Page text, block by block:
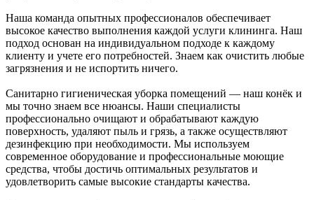
Наша команда опытных профессионалов обеспечивает
высокое качество выполнения каждой услуги клининга. Наш
подход основан на индивидуальном подходе к каждому
клиенту и учете его потребностей. Знаем как очистить любые
загрязнения и не испортить ничего.
Санитарно гигиеническая уборка помещений — наш конёк и
мы точно знаем все нюансы. Наши специалисты
профессионально очищают и обрабатывают каждую
поверхность, удаляют пыль и грязь, а также осуществляют
дезинфекцию при необходимости. Мы используем
современное оборудование и профессиональные моющие
средства, чтобы достичь оптимальных результатов и
удовлетворить самые высокие стандарты качества.